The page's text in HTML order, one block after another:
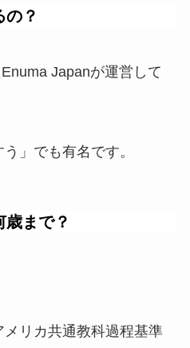
の？
Japanが運営して
」でも有名です。
歳まで？
メリカ共通教科過程基準